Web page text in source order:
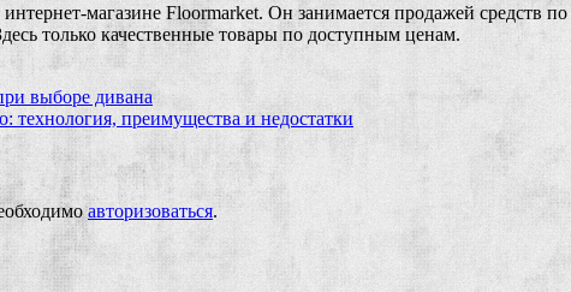
магазине Floormarket. Он занимается продажей средств
только качественные товары по доступным ценам.
выборе дивана
технология, преимущества и недостатки
авторизоваться.